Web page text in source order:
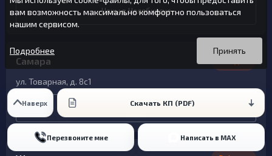
Цены в Челябинске
Самара
ул. Товарная, д. 8с1
Цены в Самаре
Наверх Скачать КП (PDF)
Перезвоните мне Написать в MAX
вам возможность максимально комфортно пользоваться
нашим сервисом.
Вы можете подробнее прочитать о cookie-файлах в открытых
источниках или изменить настройки своего браузера.
Продолжая пользоваться данным сайтом без изменения
настроек вы даете согласие на использование ваших cookie-
файлов.
Принять
Подробнее